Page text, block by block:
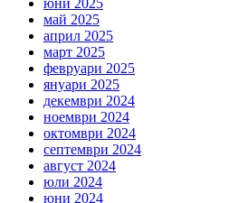
май 2025
април 2025
март 2025
февруари 2025
януари 2025
декември 2024
ноември 2024
октомври 2024
септември 2024
август 2024
юли 2024
юни 2024